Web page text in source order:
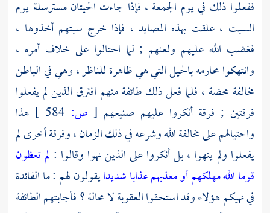
ففعلوا ذلك في يوم الجمعة ، فإذا جاءت الحيتان مسترسلة يوم
السبت ، علقت بهذه المصايد ، فإذا خرج سبتهم أخذوها ،
فغضب الله عليهم ولعنهم ; لما احتالوا على خلاف أمره ،
وانتهكوا محارمه بالحيل التي هي ظاهرة للناظر ، وهي في الباطن
مخالفة محضة ، فلما فعل ذلك طائفة منهم افترق الذين لم يفعلوا
فرقتين ; فرقة أنكروا عليهم صنيعهم [ ص:
هذا
واحتيالهم على مخالفة الله وشرعه في ذلك الزمان ، وفرقة أخرى لم
يفعلوا ولم ينهوا ، بل أنكروا على الذين نهوا وقالوا : لم تعظون
قوما الله مهلكهم أو معذبهم عذابا شديدايقولون لهم : ما الفائدة
في نهيكم هؤلاء وقد استحقوا العقوبة لا محالة ؟ فأجابتهم الطائفة